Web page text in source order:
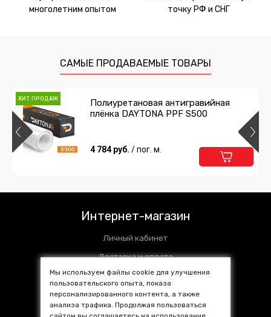
многолетним опытом
точку РФ и СНГ
САМЫЕ ПРОДАВАЕМЫЕ ТОВАРЫ
ХИТ ПРОДАЖ
Полиуретановая антигравийная
плёнка DAYTONA PPF S500
4 784 руб. / пог. м.
Интернет-магазин
Личный кабинет
Доставка и оплата
Установочные центры
Контакты
SALE %
Мы используем файлы cookie для улучшения
пользовательского опыта, показа
персонализированного контента, а также
анализа трафика. Продолжая пользоваться